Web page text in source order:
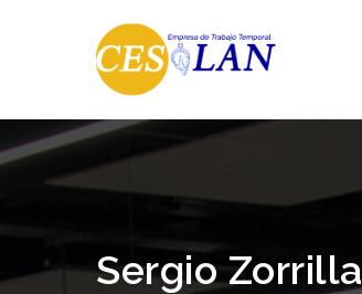
Sergio Zorrilla